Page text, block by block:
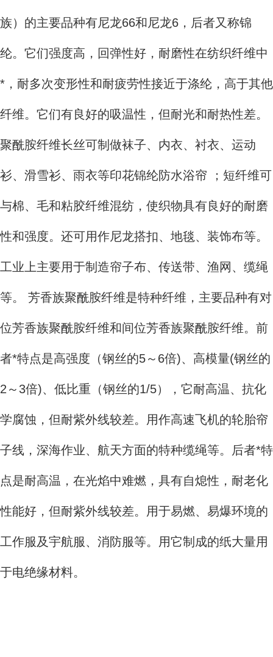
族）的主要品种有尼龙66和尼龙6，后者又称锦
纶。它们强度高，回弹性好，耐磨性在纺织纤维中
*，耐多次变形性和耐疲劳性接近于涤纶，高于其他
纤维。它们有良好的吸温性，但耐光和耐热性差。
聚酰胺纤维长丝可制做袜子、内衣、衬衣、运动
衫、滑雪衫、雨衣等印花锦纶防水浴帘 ；短纤维可
与棉、毛和粘胶纤维混纺，使织物具有良好的耐磨
性和强度。还可用作尼龙搭扣、地毯、装饰布等。
工业上主要用于制造帘子布、传送带、渔网、缆绳
等。 芳香族聚酰胺纤维是特种纤维，主要品种有对
位芳香族聚酰胺纤维和间位芳香族聚酰胺纤维。前
者*特点是高强度（钢丝的5～6倍)、高模量(钢丝的
2～3倍)、低比重（钢丝的1/5），它耐高温、抗化
学腐蚀，但耐紫外线较差。用作高速飞机的轮胎帘
子线，深海作业、航天方面的特种缆绳等。后者*特
点是耐高温，在光焰中难燃，具有自熄性，耐老化
性能好，但耐紫外线较差。用于易燃、易爆环境的
工作服及宇航服、消防服等。用它制成的纸大量用
于电绝缘材料。